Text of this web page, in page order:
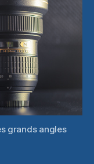
grands angles